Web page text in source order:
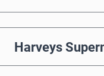
Harveys